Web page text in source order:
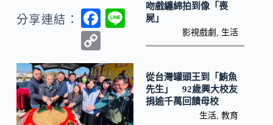
分享連結：
F
b
o
o
o
p
y
Li
吻戲纏綿拍到像「喪
屍」
影視戲劇 生活
從台灣罐頭王到「鮪魚
先生」 92歲興大校友
捐逾千萬回饋母校
生活 ,教育